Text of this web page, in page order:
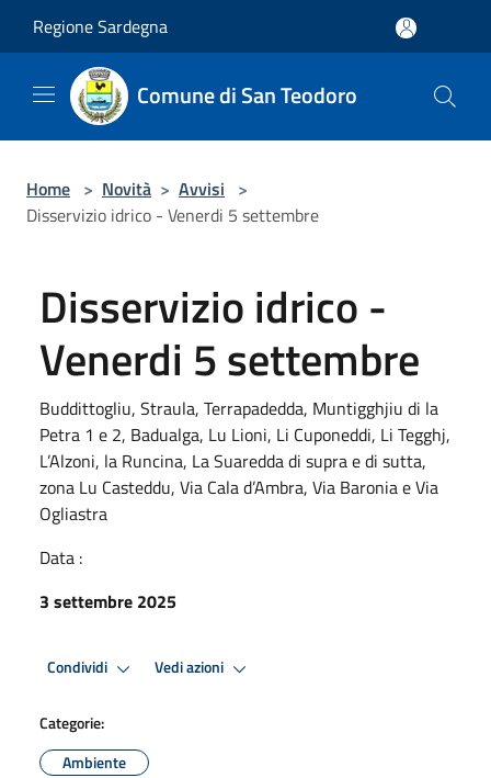
Regione Sardegna
Comune di San Teodoro
Home > Novità > Avvisi >
Disservizio idrico - Venerdi 5 settembre
Disservizio idrico -
Venerdi 5 settembre
Buddittogliu, Straula, Terrapadedda, Muntigghjiu di la
Petra 1 e 2, Badualga, Lu Lioni, Li Cuponeddi, Li Tegghj,
L’Alzoni, la Runcina, La Suaredda di supra e di sutta,
zona Lu Casteddu, Via Cala d’Ambra, Via Baronia e Via
Ogliastra
Data :
3 settembre 2025
Condividi Vedi azioni
Categorie:
Ambiente